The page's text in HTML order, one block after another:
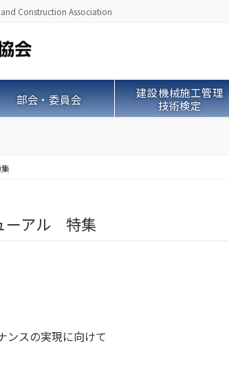
Construction Association
部会・委員会
建設機械施工管理
技術検定
ーアル 特集
スの実現に向けて